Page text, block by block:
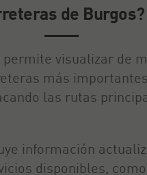
de Burgos?
permite visualizar de
más
las rutas
información
disponibles, como